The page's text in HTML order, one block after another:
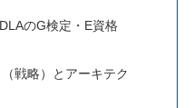
のG検定・E資格
戦略）とアーキテク